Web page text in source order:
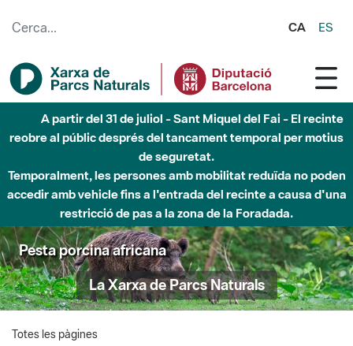
CA ES
A partir del 31 de juliol - Sant Miquel del Fai - El recinte
reobre al públic després del tancament temporal per motius
de seguretat.
Temporalment, les persones amb mobilitat reduïda no poden
accedir amb vehicle fins a l'entrada del recinte a causa d'una
restricció de pas a la zona de la Foradada.
Pesta porcina africana
La Xarxa de Parcs Naturals
Totes les pàgines